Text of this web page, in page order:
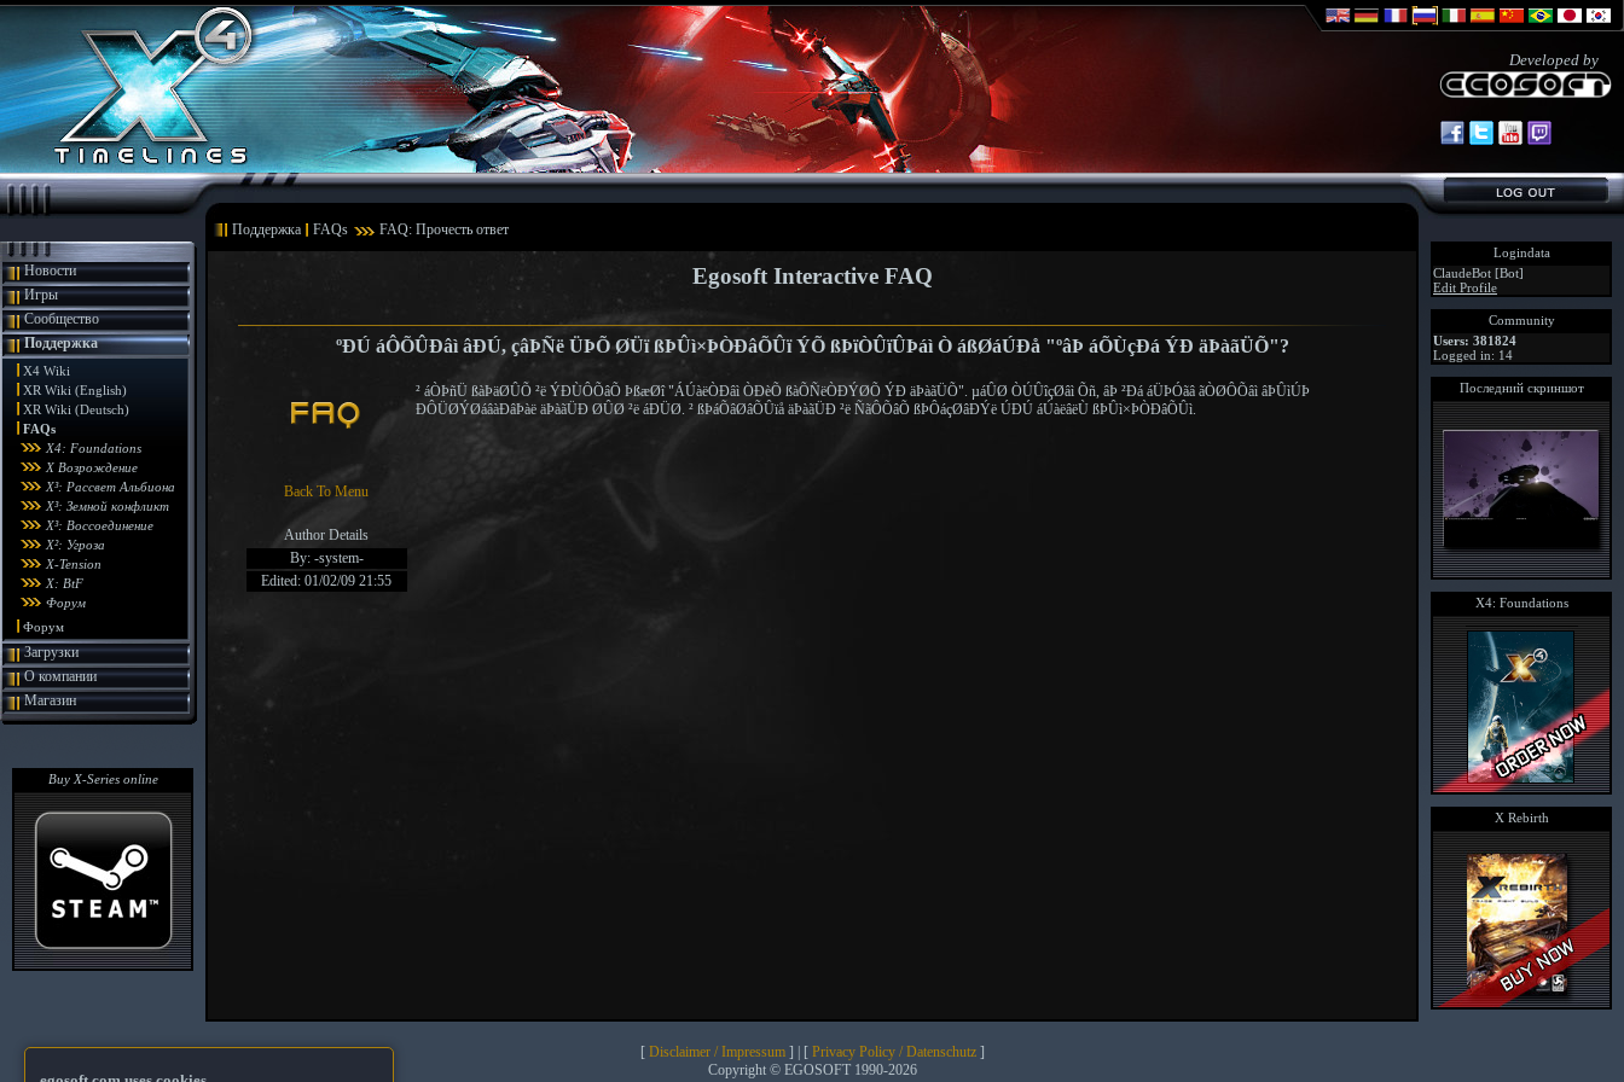
Developed by
Поддержка FAQs FAQ: Прочесть ответ
Новости
Игры
Сообщество
Поддержка
X4 Wiki
XR Wiki (English)
XR Wiki (Deutsch)
FAQs
X4: Foundations
X Возрождение
X³: Рассвет Альбиона
X³: Земной конфликт
X³: Воссоединение
X²: Угроза
X-Tension
X: BtF
Форум
Форум
Загрузки
О компании
Магазин
Buy X-Series online
Egosoft Interactive FAQ
ºÐÚ áÔÕÛÐâì âÐÚ, çâÞÑë ÜÞÕ ØÜï ßÞÛì×ÞÒÐâÕÛï ÝÕ ßÞïÒÛïÛÞáì Ò áßØáÚÐå "ºâÞ áÕÙçÐá ÝÐ äÞàãÜÕ"?
Back To Menu
Author Details
By: -system-
Edited: 01/02/09 21:55
² áÒÞñÜ ßàÞäØÛÕ ²ë ÝÐÙÔÕâÕ ÞßæØî "ÁÚàëÒÐâì ÒÐèÕ ßàÕÑëÒÐÝØÕ ÝÐ äÞàãÜÕ". µáÛØ ÒÚÛîçØâì Õñ, âÞ ²Ðá áÜÞÓãâ ãÒØÔÕâì âÞÛìÚÞ
ÐÔÜØÝØáâàÐâÞàë äÞàãÜÐ ØÛØ ²ë áÐÜØ. ² ßÞáÕâØâÕÛïå äÞàãÜÐ ²ë ÑãÔÕâÕ ßÞÔáçØâÐÝë ÚÐÚ áÚàëâëÙ ßÞÛì×ÞÒÐâÕÛì.
Logindata
ClaudeBot [Bot]
Edit Profile
Community
Users: 381824
Logged in: 14
Последний скриншот
X4: Foundations
X Rebirth
[ Disclaimer / Impressum] | [ Privacy Policy / Datenschutz]
Copyright © EGOSOFT 1990-2026